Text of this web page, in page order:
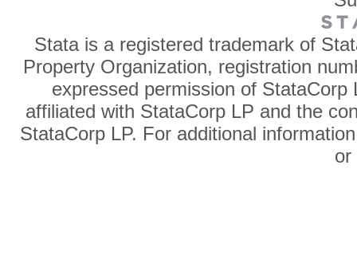
Stata is a registered trademark of
Property Organization, registration
expressed permission of
affiliated with StataCorp LP and the
StataCorp LP. For additional
or